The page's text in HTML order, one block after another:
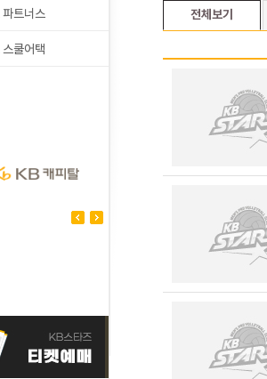
파트너스
스쿨어택
전체보기